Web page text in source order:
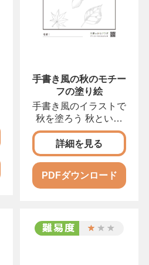
手書き風の秋のモチー
フの塗り絵
手書き風のイラストで
秋を塗ろう 秋といえ
ば、もみじなどの落ち
詳細を見る
PDFダウンロード